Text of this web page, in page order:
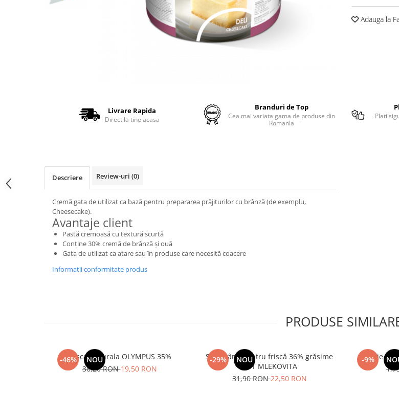
Adauga la
Livrare Rapida
Direct la tine acasa
Branduri de Top
Cea mai variata gama de produse din
Romania
Plati
Descriere Review-uri (0)
Cremă gata de utilizat ca bază pentru prepararea prăjiturilor cu brânză (de exemplu,
Cheesecake).
Avantaje client
Pastă cremoasă cu textură scurtă
Conține 30% cremă de brânză și ouă
Gata de utilizat ca atare sau în produse care necesită coacere
Informatii conformitate produs
PRODUSE
-46% NOU
Frisca Naturala OLYMPUS 35%
36,20 RON19,50 RON
-29% NOU
Smântână pentru friscă 36% grăsime
UHT MLEKOVITA
31,90 RON22,50 RON
-9%
Drojdie